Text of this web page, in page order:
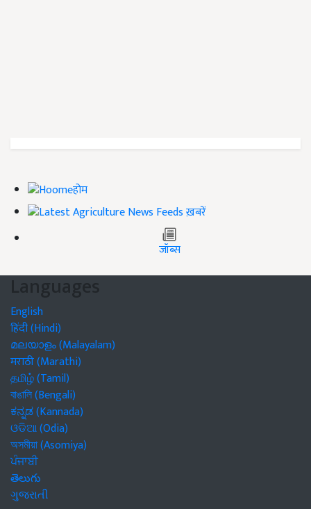
होम
ख़बरें
जॉब्स
Languages
English
हिंदी (Hindi)
മലയാളം (Malayalam)
मराठी (Marathi)
தமிழ் (Tamil)
বাঙালি (Bengali)
ಕನ್ನಡ (Kannada)
ଓଡିଆ (Odia)
অসমীয়া (Asomiya)
ਪੰਜਾਬੀ
తెలుగు
ગુજરાતી